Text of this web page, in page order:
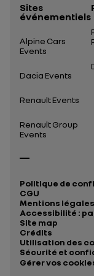
Sites
événementiels
Alpine Cars
Events
Dacia Events
Renault Events
Renault Group
Events
Politique de
CGU
Mentions légales
Accessibilité :
Site map
Crédits
Utilisation des
Sécurité et
Gérer vos